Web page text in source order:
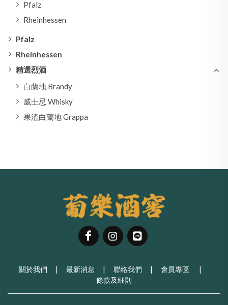
Pfalz
Rheinhessen
Pfalz
Rheinhessen
精選烈酒
白蘭地 Brandy
威士忌 Whisky
果渣白蘭地 Grappa
關於我們 | 最新消息 | 聯絡我們 | 會員專區
|
條款及細則